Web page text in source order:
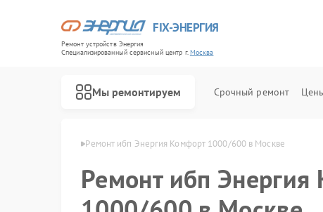
FIX-ЭНЕРГИЯ
Ремонт устройств Энергия
Специализированный cервисный центр г.Москва
Мы ремонтируем Срочный ремонт
Энергия в Москве Ремонт ибп Энергия Комфорт 1000/600 в Москве
Ремонт ибп